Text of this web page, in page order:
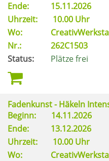
Ende:
15.11.2026
Uhrzeit:
10.00 Uhr
Wo:
Nr.:
262C1503
Status:
Plätze frei
Fadenkunst - Häkeln
Beginn:
14.11.2026
Ende:
13.12.2026
Uhrzeit:
10.00 Uhr
Wo: